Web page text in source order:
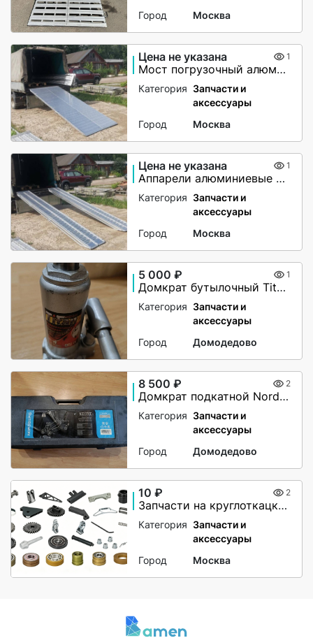
Город
Москва
Цена не указана 1
Мост погрузочный алюминиевый
Категория Запчасти и
аксессуары
Город
Москва
Цена не указана 1
Аппарели алюминиевые 6000 кг
Категория Запчасти и
аксессуары
Город
Москва
5 000 ₽ 1
Домкрат бутылочный Titan 4т (180 — 350 мм)
Категория Запчасти и
аксессуары
Город
Домодедово
8 500 ₽ 2
Домкрат подкатной Nordberg N3203EC, 3 тонны
Категория Запчасти и
аксессуары
Город
Домодедово
10 ₽ 2
Запчасти на круглоткацкие станки любых производителей
Категория Запчасти и
аксессуары
Город
Москва